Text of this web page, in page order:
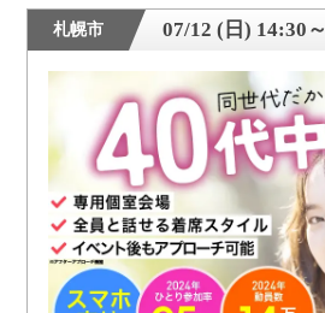
よくあるご質問
アフターアプローチとは
お問い合わせ
利用規約
個人情報保護方針launch
子どもの安全基準に関するポリシーlaunch
札幌市 07/12 (日) 14:30～